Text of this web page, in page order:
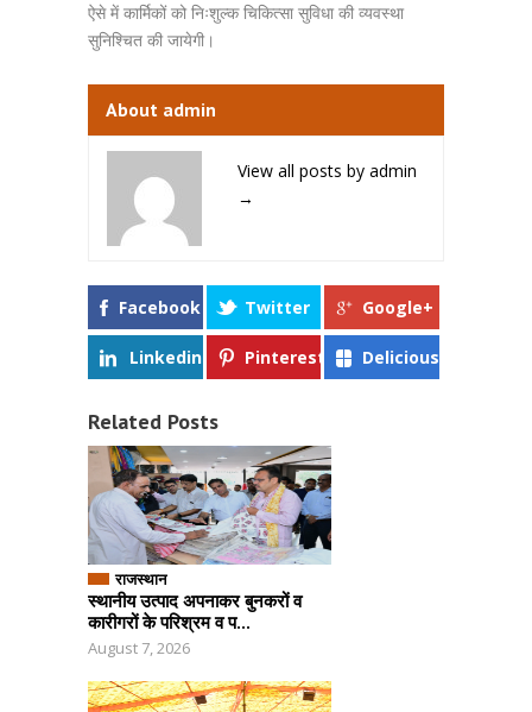
ऐसे में कार्मिकों को निःशुल्क चिकित्सा सुविधा की व्यवस्था
सुनिश्चित की जायेगी।
About admin
View all posts by admin
→
Facebook Twitter Google+
Linkedin Pinterest Delicious
Related Posts
राजस्थान
स्थानीय उत्पाद अपनाकर बुनकरों व
कारीगरों के परिश्रम व प...
August 7, 2026